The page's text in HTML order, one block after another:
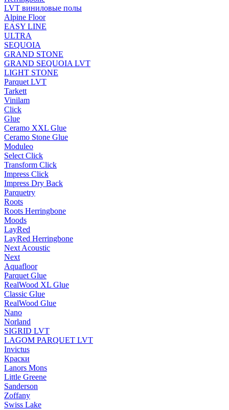
LVT виниловые полы
Alpine Floor
EASY LINE
ULTRA
SEQUOIA
GRAND STONE
GRAND SEQUOIA LVT
LIGHT STONE
Parquet LVT
Tarkett
Vinilam
Click
Glue
Ceramo XXL Glue
Ceramo Stone Glue
Moduleo
Select Click
Transform Click
Impress Click
Impress Dry Back
Parquetry
Roots
Roots Herringbone
Moods
LayRed
LayRed Herringbone
Next Acoustic
Next
Aquafloor
Parquet Glue
RealWood XL Glue
Classic Glue
RealWood Glue
Nano
Norland
SIGRID LVT
LAGOM PARQUET LVT
Invictus
Краски
Lanors Mons
Little Greene
Sanderson
Zoffany
Swiss Lake